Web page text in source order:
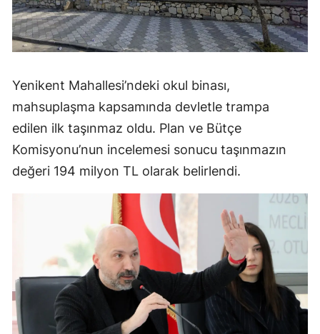
Yenikent Mahallesi’ndeki okul binası,
mahsuplaşma kapsamında devletle trampa
edilen ilk taşınmaz oldu. Plan ve Bütçe
Komisyonu’nun incelemesi sonucu taşınmazın
değeri 194 milyon TL olarak belirlendi.